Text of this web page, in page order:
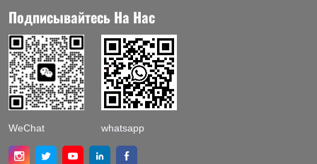
Подписывайтесь На Нас
WeChat whatsapp